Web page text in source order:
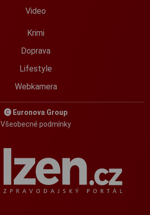
Video
Krimi
Doprava
Lifestyle
Webkamera
Euronova Group
Všeobecné podmínky